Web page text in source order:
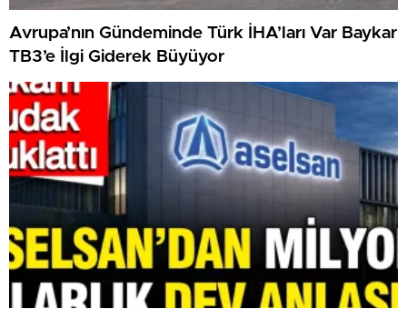
Avrupa’nın Gündeminde Türk İHA’ları Var Baykar
TB3’e İlgi Giderek Büyüyor